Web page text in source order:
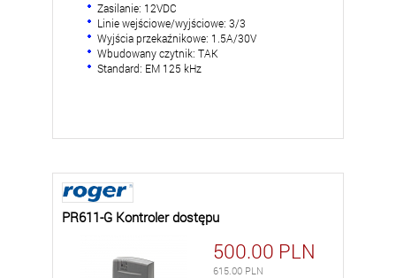
Zasilanie: 12VDC
Linie wejściowe/wyjściowe: 3/3
Wyjścia przekaźnikowe: 1.5A/30V
Wbudowany czytnik: TAK
Standard: EM 125 kHz
PR611-G Kontroler dostępu
500.00 PLN
615.00 PLN